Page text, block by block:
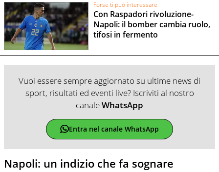
Forse ti può interessare
Con Raspadori rivoluzione-
Napoli: il bomber cambia ruolo,
tifosi in fermento
Vuoi essere sempre aggiornato su ultime news di
sport, risultati ed eventi live? Iscriviti al nostro
canaleWhatsApp
Entra nel canale WhatsApp
Napoli: un indizio che fa sognare